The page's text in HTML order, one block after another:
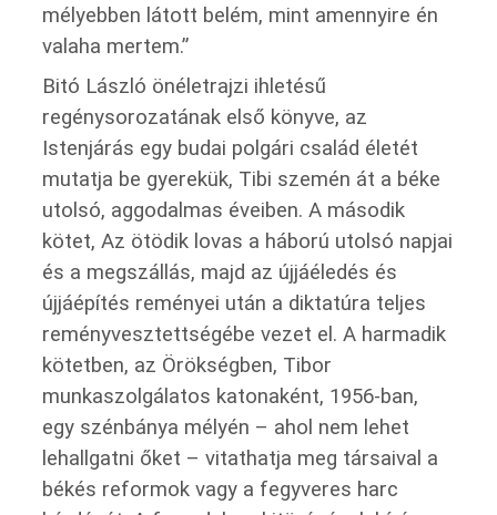
mélyebben látott belém, mint amennyire én
valaha mertem.”
Bitó László önéletrajzi ihletésű
regénysorozatának első könyve, az
Istenjárás egy budai polgári család életét
mutatja be gyerekük, Tibi szemén át a béke
utolsó, aggodalmas éveiben. A második
kötet, Az ötödik lovas a háború utolsó napjai
és a megszállás, majd az újjáéledés és
újjáépítés reményei után a diktatúra teljes
reményvesztettségébe vezet el. A harmadik
kötetben, az Örökségben, Tibor
munkaszolgálatos katonaként, 1956-ban,
egy szénbánya mélyén – ahol nem lehet
lehallgatni őket – vitathatja meg társaival a
békés reformok vagy a fegyveres harc